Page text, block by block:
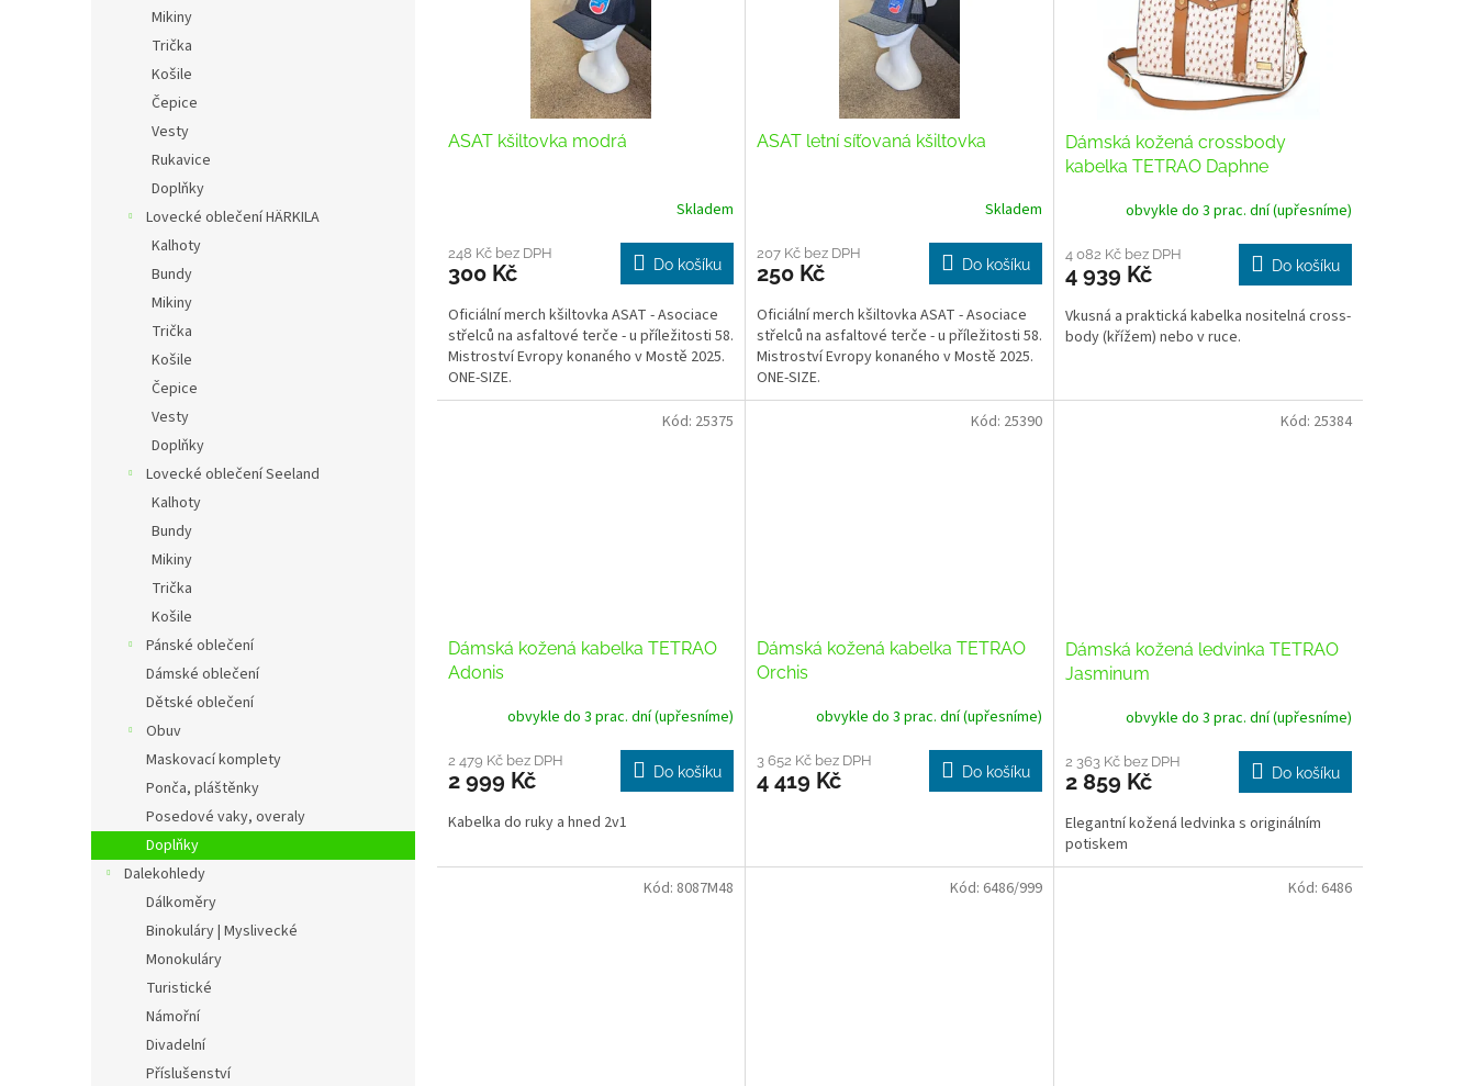
Mikiny
Trička
Košile
Čepice
Vesty
Rukavice
Doplňky
Lovecké oblečení HÄRKILA
Kalhoty
Bundy
Mikiny
Trička
Košile
Čepice
Vesty
Doplňky
Lovecké oblečení Seeland
Kalhoty
Bundy
Mikiny
Trička
Košile
Pánské oblečení
Dámské oblečení
Dětské oblečení
Obuv
Maskovací komplety
Ponča, pláštěnky
Posedové vaky, overaly
Doplňky
Dalekohledy
Dálkoměry
Binokuláry | Myslivecké
Monokuláry
Turistické
Námořní
Divadelní
Příslušenství
ASAT kšiltovka modrá
Skladem
248 Kč bez DPH
300 Kč Do košíku
Oficiální merch kšiltovka ASAT - Asociace
střelců na asfaltové terče - u příležitosti 58.
Mistroství Evropy konaného v Mostě 2025.
ONE-SIZE.
ASAT letní síťovaná kšiltovka
Skladem
207 Kč bez DPH
250 Kč Do košíku
Oficiální merch kšiltovka ASAT - Asociace
střelců na asfaltové terče - u příležitosti 58.
Mistroství Evropy konaného v Mostě 2025.
ONE-SIZE.
Dámská kožená crossbody
kabelka TETRAO Daphne
obvykle do 3 prac. dní (upřesníme)
4 082 Kč bez DPH
4 939 Kč Do košíku
Vkusná a praktická kabelka nositelná cross-
body (křížem) nebo v ruce.
Dámská kožená kabelka TETRAO
Adonis
obvykle do 3 prac. dní (upřesníme)
2 479 Kč bez DPH
2 999 Kč Do košíku
Kabelka do ruky a hned 2v1
Kód: 25375
Dámská kožená kabelka TETRAO
Orchis
obvykle do 3 prac. dní (upřesníme)
3 652 Kč bez DPH
4 419 Kč Do košíku
Kód: 25390
Dámská kožená ledvinka TETRAO
Jasminum
obvykle do 3 prac. dní (upřesníme)
2 363 Kč bez DPH
2 859 Kč Do košíku
Elegantní kožená ledvinka s originálním
potiskem
Kód: 25384
Kód: 8087M48 Kód: 6486/999 Kód: 6486